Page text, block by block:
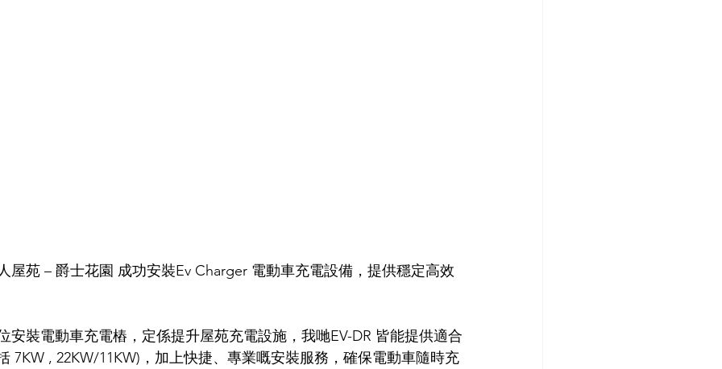
屋苑 – 爵士花園 成功安裝Ev Charger 電動車充電設備，提供穩定高效
安裝電動車充電樁，定係提升屋苑充電設施，我哋EV-DR 皆能提供適合
7KW , 22KW/11KW)，加上快捷、專業嘅安裝服務，確保電動車隨時充